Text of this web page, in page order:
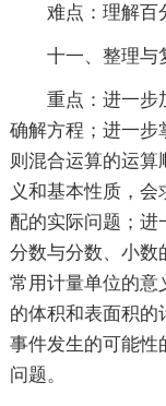
难点：理解百
十一、整理与
重点：进一步
确解方程；进一步
则混合运算的运
义和基本性质，
配的实际问题；进
分数与分数、小数
常用计量单位的意
的体积和表面积的
事件发生的可能性
问题。